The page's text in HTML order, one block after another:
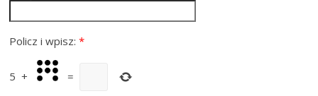
Policz i wpisz: *
5 + =